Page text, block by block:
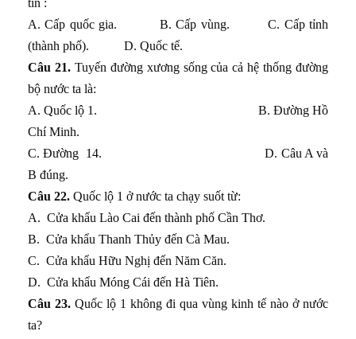
tin :
A. Cấp quốc gia. B. Cấp vùng. C. Cấp tỉnh
(thành phố). D. Quốc tế.
Câu 21. Tuyến đường xương sống của cả hệ thống đường
bộ nước ta là:
A. Quốc lộ 1. B. Đường Hồ
Chí Minh.
C. Đường 14. D. Câu A và
B đúng.
Câu 22. Quốc lộ 1 ở nước ta chạy suốt từ:
A. Cửa khẩu Lào Cai đến thành phố Cần Thơ.
B. Cửa khẩu Thanh Thủy đến Cà Mau.
C. Cửa khẩu Hữu Nghị đến Năm Căn.
D. Cửa khẩu Móng Cái đến Hà Tiên.
Câu 23. Quốc lộ 1 không đi qua vùng kinh tế nào ở nước
ta?